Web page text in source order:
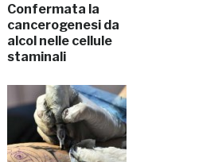
Confermata la
cancerogenesi da
alcol nelle cellule
staminali